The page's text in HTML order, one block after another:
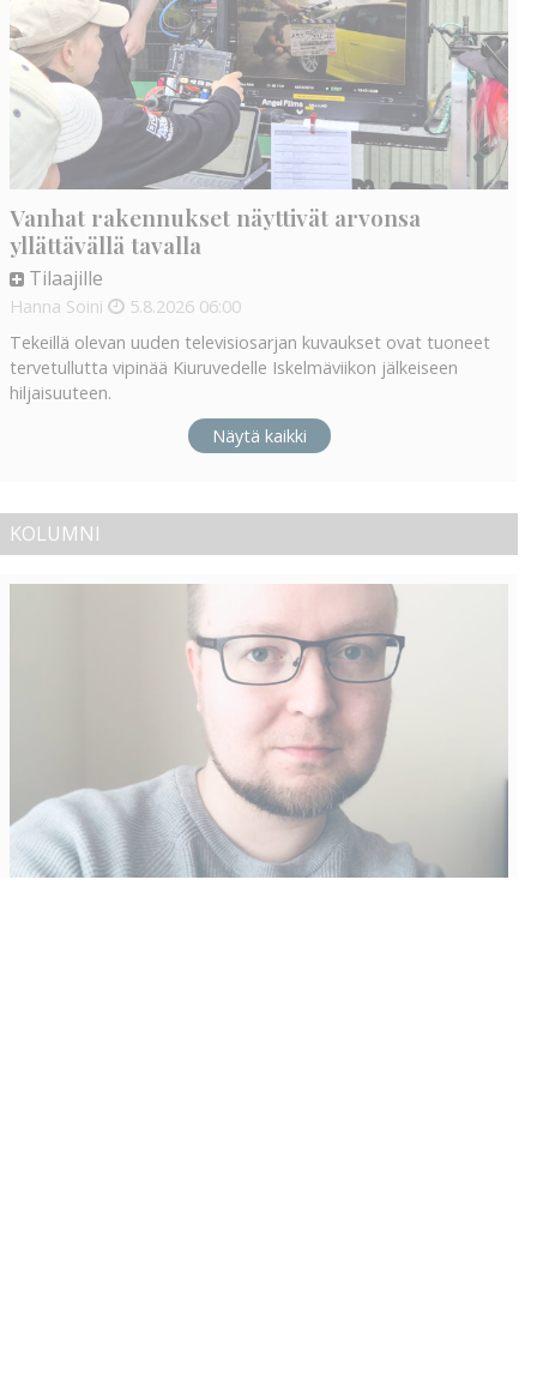
Vanhat rakennukset näyttivät arvonsa
yllättävällä tavalla
Tilaajille
Hanna Soini 5.8.2026 06:00
Tekeillä olevan uuden televisiosarjan kuvaukset ovat tuoneet
tervetullutta vipinää Kiuruvedelle Iskelmäviikon jälkeiseen
hiljaisuuteen.
Näytä kaikki
KOLUMNI